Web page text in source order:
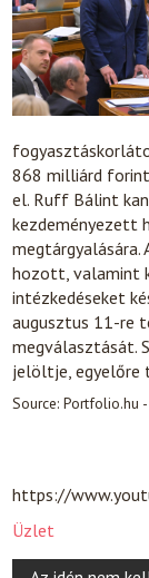
868 milliárd
el. Ruff Bálint
kezdeményezett
hozott, valamint
intézkedéseket
augusztus 11-re
megválasztását.
jelöltje, egyelőre
Source:Portfolio.hu
https://
Üzlet